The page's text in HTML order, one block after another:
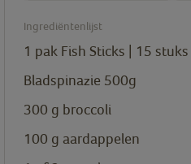
Ingrediëntenlijst
1 pak Fish Sticks | 15 stuks
Bladspinazie 500g
300 g broccoli
100 g aardappelen